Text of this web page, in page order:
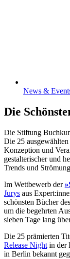
News &
Die
Die Stiftung
Die 25
Konzeption und
gestalterischer und
Trends und
Im Wettbewerb der
Jurys aus
schönsten Bücher
um die begehrten
sieben Tage lang
Die 25 prämierten
Release Night in der
in Berlin bekannt